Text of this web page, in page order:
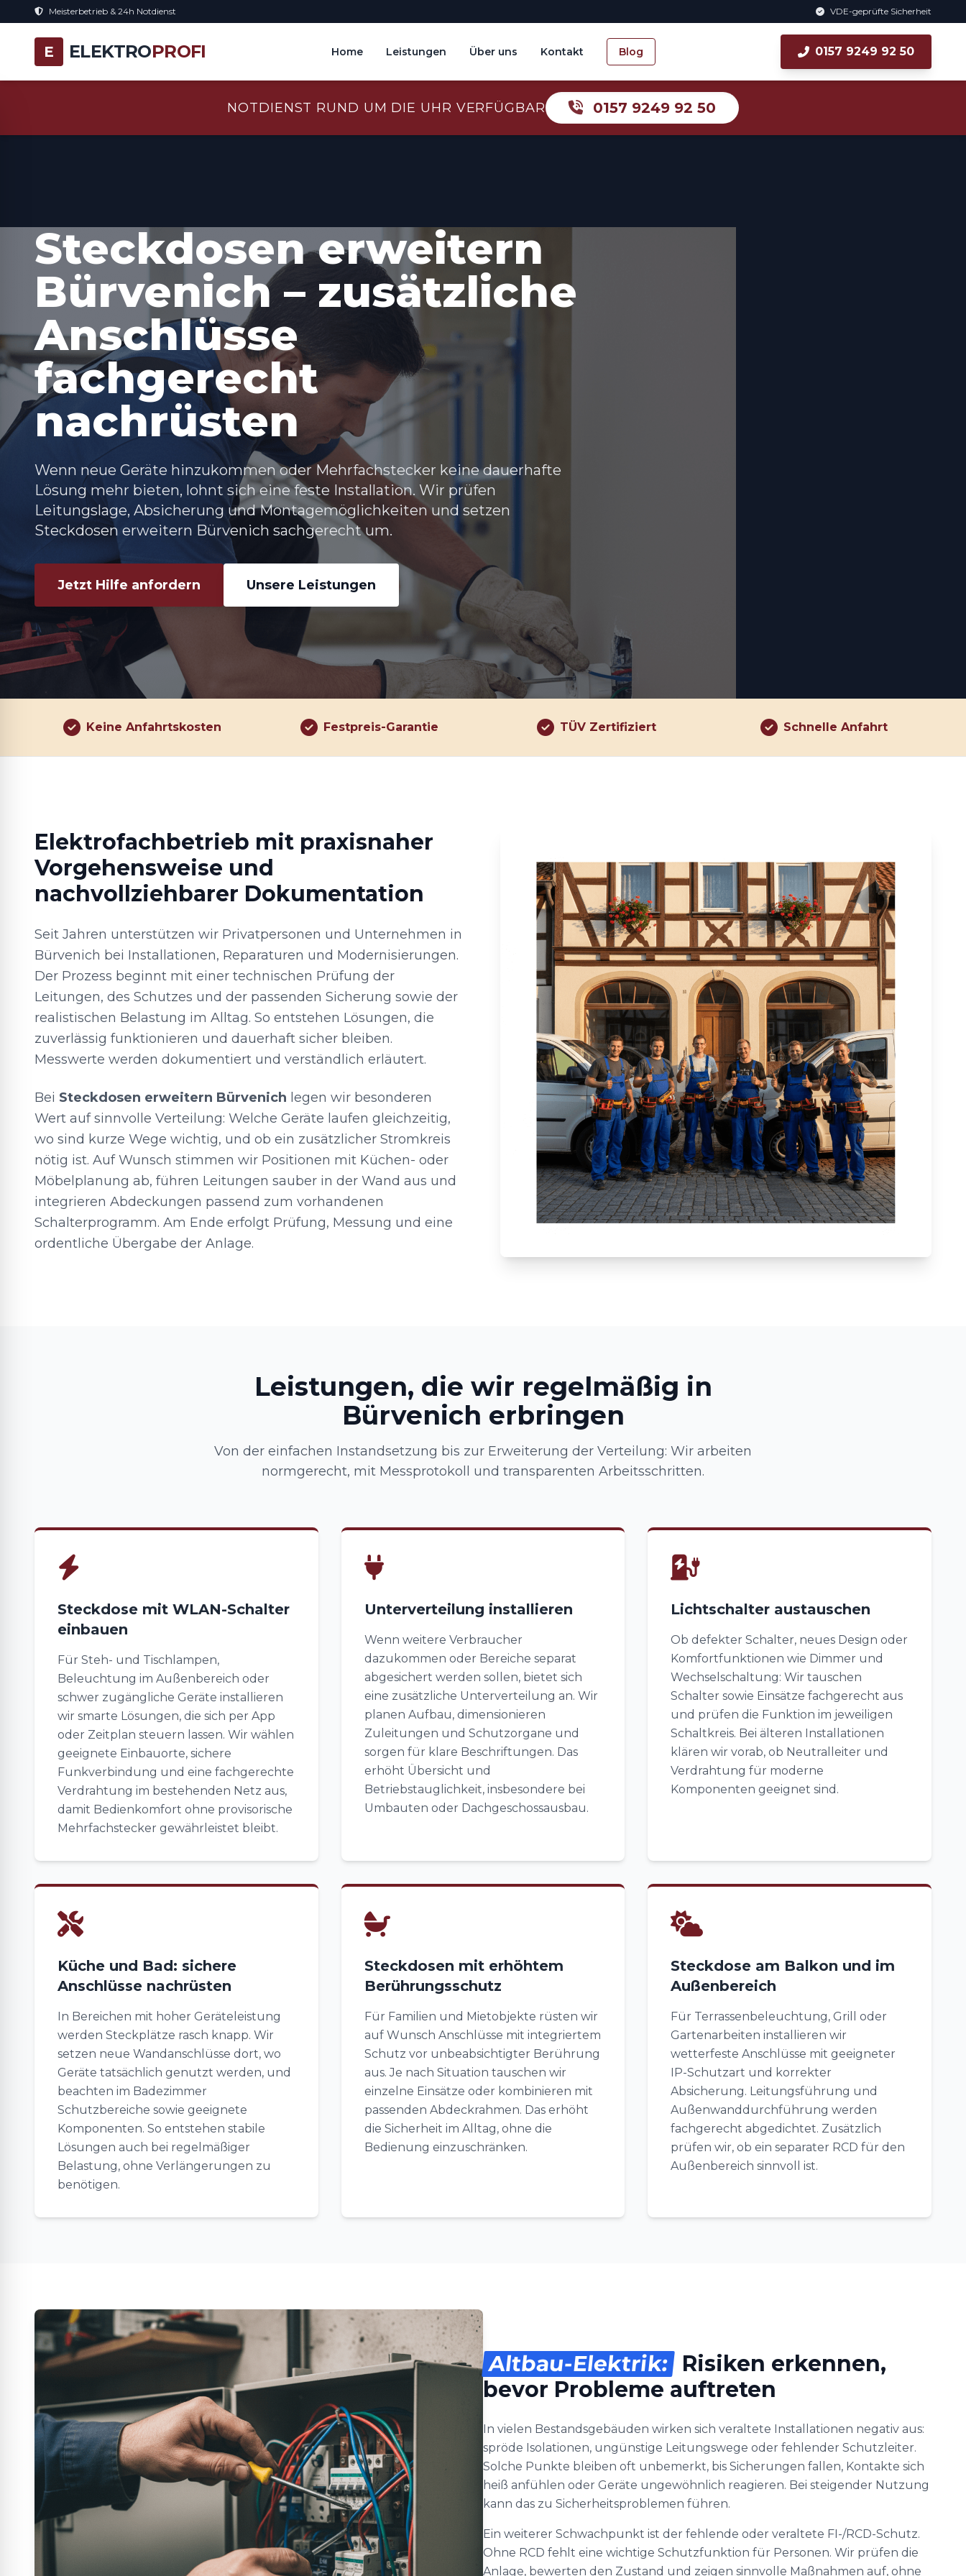
Meisterbetrieb & 24h Notdienst VDE-geprüfte Sicherheit
E ELEKTROPROFI Home Leistungen Über uns Kontakt Blog 0157 9249 92 50
NOTDIENST RUND UM DIE UHR VERFÜGBAR 0157 9249 92 50
Steckdosen erweitern
Bürvenich – zusätzliche
Anschlüsse
fachgerecht
nachrüsten
Wenn neue Geräte hinzukommen oder Mehrfachstecker keine dauerhafte
Lösung mehr bieten, lohnt sich eine feste Installation. Wir prüfen
Leitungslage, Absicherung und Montagemöglichkeiten und setzen
Steckdosen erweitern Bürvenich sachgerecht um.
Jetzt Hilfe anfordern Unsere Leistungen
Keine Anfahrtskosten Festpreis-Garantie TÜV Zertifiziert Schnelle Anfahrt
Elektrofachbetrieb mit praxisnaher
Vorgehensweise und
nachvollziehbarer Dokumentation
Seit Jahren unterstützen wir Privatpersonen und Unternehmen in
Bürvenich bei Installationen, Reparaturen und Modernisierungen.
Der Prozess beginnt mit einer technischen Prüfung der
Leitungen, des Schutzes und der passenden Sicherung sowie der
realistischen Belastung im Alltag. So entstehen Lösungen, die
zuverlässig funktionieren und dauerhaft sicher bleiben.
Messwerte werden dokumentiert und verständlich erläutert.
Bei Steckdosen erweitern Bürvenich legen wir besonderen
Wert auf sinnvolle Verteilung: Welche Geräte laufen gleichzeitig,
wo sind kurze Wege wichtig, und ob ein zusätzlicher Stromkreis
nötig ist. Auf Wunsch stimmen wir Positionen mit Küchen- oder
Möbelplanung ab, führen Leitungen sauber in der Wand aus und
integrieren Abdeckungen passend zum vorhandenen
Schalterprogramm. Am Ende erfolgt Prüfung, Messung und eine
ordentliche Übergabe der Anlage.
Leistungen, die wir regelmäßig in
Bürvenich erbringen
Von der einfachen Instandsetzung bis zur Erweiterung der Verteilung: Wir arbeiten
normgerecht, mit Messprotokoll und transparenten Arbeitsschritten.
Steckdose mit WLAN-Schalter
einbauen
Für Steh- und Tischlampen,
Beleuchtung im Außenbereich oder
schwer zugängliche Geräte installieren
wir smarte Lösungen, die sich per App
oder Zeitplan steuern lassen. Wir wählen
geeignete Einbauorte, sichere
Funkverbindung und eine fachgerechte
Verdrahtung im bestehenden Netz aus,
damit Bedienkomfort ohne provisorische
Mehrfachstecker gewährleistet bleibt.
Unterverteilung installieren
Wenn weitere Verbraucher
dazukommen oder Bereiche separat
abgesichert werden sollen, bietet sich
eine zusätzliche Unterverteilung an. Wir
planen Aufbau, dimensionieren
Zuleitungen und Schutzorgane und
sorgen für klare Beschriftungen. Das
erhöht Übersicht und
Betriebstauglichkeit, insbesondere bei
Umbauten oder Dachgeschossausbau.
Lichtschalter austauschen
Ob defekter Schalter, neues Design oder
Komfortfunktionen wie Dimmer und
Wechselschaltung: Wir tauschen
Schalter sowie Einsätze fachgerecht aus
und prüfen die Funktion im jeweiligen
Schaltkreis. Bei älteren Installationen
klären wir vorab, ob Neutralleiter und
Verdrahtung für moderne
Komponenten geeignet sind.
Küche und Bad: sichere
Anschlüsse nachrüsten
In Bereichen mit hoher Geräteleistung
werden Steckplätze rasch knapp. Wir
setzen neue Wandanschlüsse dort, wo
Geräte tatsächlich genutzt werden, und
beachten im Badezimmer
Schutzbereiche sowie geeignete
Komponenten. So entstehen stabile
Lösungen auch bei regelmäßiger
Belastung, ohne Verlängerungen zu
benötigen.
Steckdosen mit erhöhtem
Berührungsschutz
Für Familien und Mietobjekte rüsten wir
auf Wunsch Anschlüsse mit integriertem
Schutz vor unbeabsichtigter Berührung
aus. Je nach Situation tauschen wir
einzelne Einsätze oder kombinieren mit
passenden Abdeckrahmen. Das erhöht
die Sicherheit im Alltag, ohne die
Bedienung einzuschränken.
Steckdose am Balkon und im
Außenbereich
Für Terrassenbeleuchtung, Grill oder
Gartenarbeiten installieren wir
wetterfeste Anschlüsse mit geeigneter
IP-Schutzart und korrekter
Absicherung. Leitungsführung und
Außenwanddurchführung werden
fachgerecht abgedichtet. Zusätzlich
prüfen wir, ob ein separater RCD für den
Außenbereich sinnvoll ist.
Altbau-Elektrik: Risiken erkennen,
bevor Probleme auftreten
In vielen Bestandsgebäuden wirken sich veraltete Installationen negativ aus:
spröde Isolationen, ungünstige Leitungswege oder fehlender Schutzleiter.
Solche Punkte bleiben oft unbemerkt, bis Sicherungen fallen, Kontakte sich
heiß anfühlen oder Geräte ungewöhnlich reagieren. Bei steigender Nutzung
kann das zu Sicherheitsproblemen führen.
Ein weiterer Schwachpunkt ist der fehlende oder veraltete FI-/RCD-Schutz.
Ohne RCD fehlt eine wichtige Schutzfunktion für Personen. Wir prüfen die
Anlage, bewerten den Zustand und zeigen sinnvolle Maßnahmen auf, ohne